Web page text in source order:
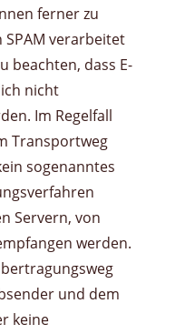
ferner zu
SPAM verarbeitet
beachten, dass E-
nicht
Im Regelfall
Transportweg
sogenanntes
Servern, von
werden.
und dem
keine